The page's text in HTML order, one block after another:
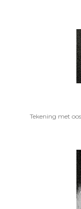
Tekening met